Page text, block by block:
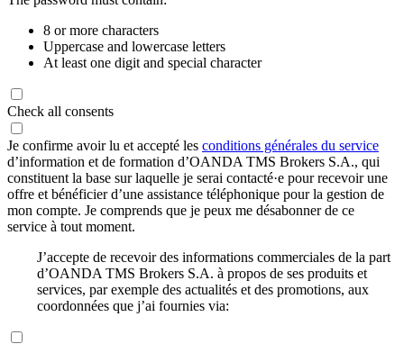
8 or more characters
Uppercase and lowercase letters
At least one digit and special character
Check all consents
Je confirme avoir lu et accepté les conditions générales du service
d’information et de formation d’OANDA TMS Brokers S.A., qui
constituent la base sur laquelle je serai contacté·e pour recevoir une
offre et bénéficier d’une assistance téléphonique pour la gestion de
mon compte. Je comprends que je peux me désabonner de ce
service à tout moment.
J’accepte de recevoir des informations commerciales de la part
d’OANDA TMS Brokers S.A. à propos de ses produits et
services, par exemple des actualités et des promotions, aux
coordonnées que j’ai fournies via: